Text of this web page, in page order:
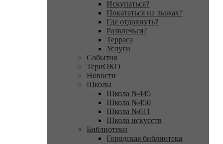
Искупаться?
Покататься на лыжах?
Где отдохнуть?
Развлечься?
Терраса
Услуги
События
ТериОКО
Новости
Школы
Школа №445
Школа №450
Школа №611
Школа искусств
Библиотеки
Городская библиотека